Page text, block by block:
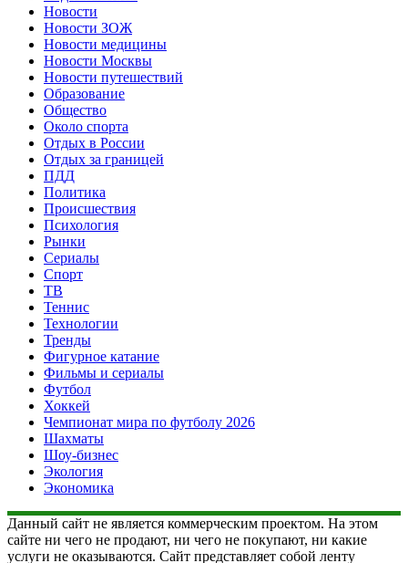
Новости
Новости ЗОЖ
Новости медицины
Новости Москвы
Новости путешествий
Образование
Общество
Около спорта
Отдых в России
Отдых за границей
ПДД
Политика
Происшествия
Психология
Рынки
Сериалы
Спорт
ТВ
Теннис
Технологии
Тренды
Фигурное катание
Фильмы и сериалы
Футбол
Хоккей
Чемпионат мира по футболу 2026
Шахматы
Шоу-бизнес
Экология
Экономика
Данный сайт не является коммерческим проектом. На этом
сайте ни чего не продают, ни чего не покупают, ни какие
услуги не оказываются. Сайт представляет собой ленту